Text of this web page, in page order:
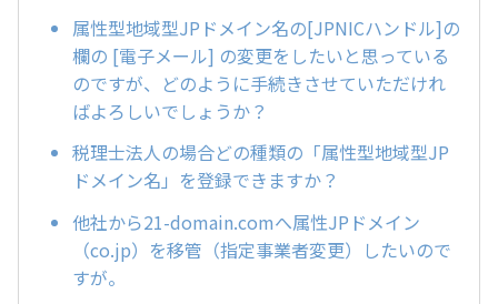
属性型地域型JPドメイン名の[JPNICハンドル]の
欄の [電子メール] の変更をしたいと思っている
のですが、どのように手続きさせていただけれ
ばよろしいでしょうか？
税理士法人の場合どの種類の「属性型地域型JP
ドメイン名」を登録できますか？
他社から21-domain.comへ属性JPドメイン
（co.jp）を移管（指定事業者変更）したいので
すが。